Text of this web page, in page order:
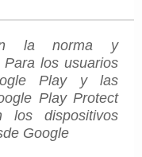
la norma y
los usuarios
Play y las
Play Protect
los dispositivos
Google